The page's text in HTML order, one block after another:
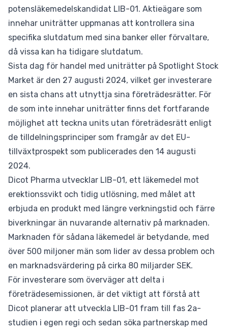
potensläkemedelskandidat LIB-01. Aktieägare som
innehar uniträtter uppmanas att kontrollera sina
specifika slutdatum med sina banker eller förvaltare,
då vissa kan ha tidigare slutdatum.
Sista dag för handel med uniträtter på Spotlight Stock
Market är den 27 augusti 2024, vilket ger investerare
en sista chans att utnyttja sina företrädesrätter. För
de som inte innehar uniträtter finns det fortfarande
möjlighet att teckna units utan företrädesrätt enligt
de tilldelningsprinciper som framgår av det EU-
tillväxtprospekt som publicerades den 14 augusti
2024.
Dicot Pharma utvecklar LIB-01, ett läkemedel mot
erektionssvikt och tidig utlösning, med målet att
erbjuda en produkt med längre verkningstid och färre
biverkningar än nuvarande alternativ på marknaden.
Marknaden för sådana läkemedel är betydande, med
över 500 miljoner män som lider av dessa problem och
en marknadsvärdering på cirka 80 miljarder SEK.
För investerare som överväger att delta i
företrädesemissionen, är det viktigt att förstå att
Dicot planerar att utveckla LIB-01 fram till fas 2a-
studien i egen regi och sedan söka partnerskap med